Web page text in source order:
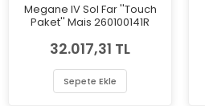
Megane IV Sol Far ''Touch
Paket'' Mais 260100141R
32.017,31 TL
Sepete Ekle